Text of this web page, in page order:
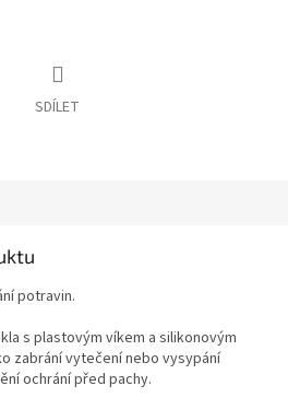
SDÍLET
potravin.
s plastovým víkem a silikonovým
zabrání vytečení nebo vysypání
ochrání před pachy.